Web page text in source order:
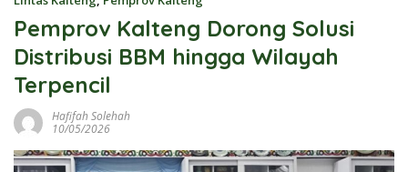
Pemprov Kalteng Dorong Solusi
Distribusi BBM hingga Wilayah
Terpencil
Hafifah Solehah
10/05/2026